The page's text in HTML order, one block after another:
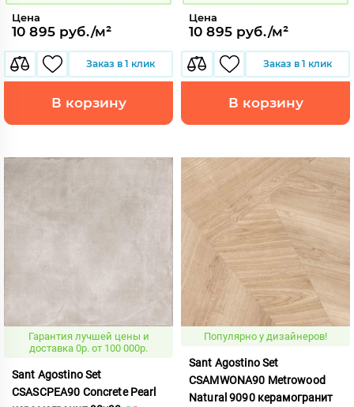
Цена
10 895 руб./м²
Заказ в 1 клик
В корзину
Цена
10 895 руб./м²
Заказ в 1 клик
В корзину
Гарантия лучшей цены и
доставка 0р. от 100 000р.
Sant Agostino Set
CSASCPEA90 Concrete Pearl
Популярно у дизайнеров!
Sant Agostino Set
CSAMWONA90 Metrowood
Natural 9090 керамогранит